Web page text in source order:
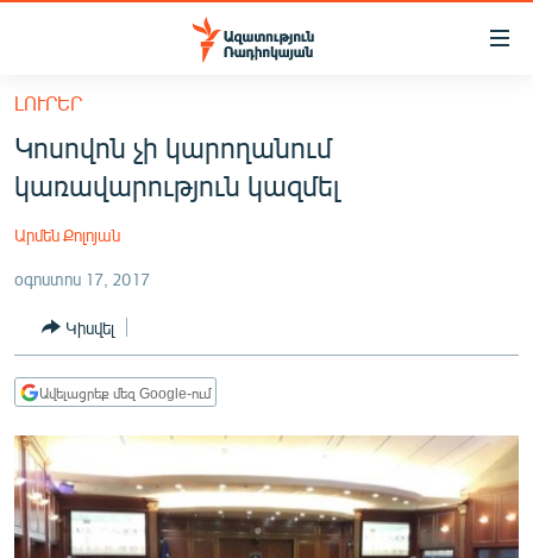
Մատչելիության
հիմնական
բովանդակությանը
Անցնել
հիմնական
մենյուին
ՀԱՅԱՍՏԱՆ
ՔԱՂԱՔԱԿԱՆ
ԸՆՏՐՈՒԹՅՈՒՆՆԵՐ 2026
ԻՐԱՎՈՒՆՔ
ՀԱՍԱՐԱԿՈՒԹՅՈՒՆ
ՏՆՏԵՍՈՒԹՅՈՒՆ
ՊԱՏԵՐԱԶՄԻ 6 ՇԱԲԱԹՆԵՐԸ
ՏԱՐԱԾԱՇՐՋԱՆ
ՄԻՋԱԶԳԱՅԻՆ
ԼՈՒՐԵՐ
Կոսովոն չի կարողանում
կառավարություն կազմել
Արմեն Քոլոյան
օգոստոս 17, 2017
Կիսվել
Ավելացրեք մեզ Google-ում